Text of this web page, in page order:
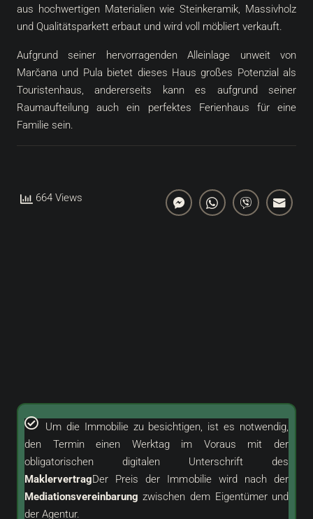
aus hochwertigen Materialien wie Steinkeramik, Massivholz
und Qualitätsparkett erbaut und wird voll möbliert verkauft.
Aufgrund seiner hervorragenden Alleinlage unweit von
Marčana und Pula bietet dieses Haus großes Potenzial als
Touristenhaus, andererseits kann es aufgrund seiner
Raumaufteilung auch ein perfektes Ferienhaus für eine
Familie sein.
664 Views
Um die Immobilie zu besichtigen, ist es notwendig,
den Termin einen Werktag im Voraus mit der
obligatorischen digitalen Unterschrift des
MaklervertragDer Preis der Immobilie wird nach der
Mediationsvereinbarung zwischen dem Eigentümer und
der Agentur.